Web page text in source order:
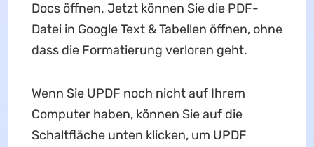
Docs öffnen. Jetzt können Sie die PDF-
Datei in Google Text & Tabellen öffnen, ohne
dass die Formatierung verloren geht.
Wenn Sie UPDF noch nicht auf Ihrem
Computer haben, können Sie auf die
Schaltfläche unten klicken, um UPDF